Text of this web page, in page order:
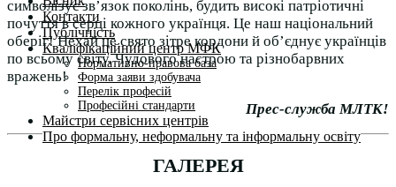
Контакти
Публічність
Кваліфікаційний центр МФК
Нормативно-правова база
Форма заяви здобувача
Перелік професій
Професійні стандарти
Майстри сервісних центрів
Про формальну, неформальну та інформальну освіту
символізує зв’язок поколінь, будить високі патріотичні
почуття в серці кожного українця. Це наш національний
оберіг! Нехай це свято зітре кордони й об’єднує українців
по всьому світу. Чудового настрою та різнобарвних
вражень!
Прес-служба МЛТК!
ГАЛЕРЕЯ